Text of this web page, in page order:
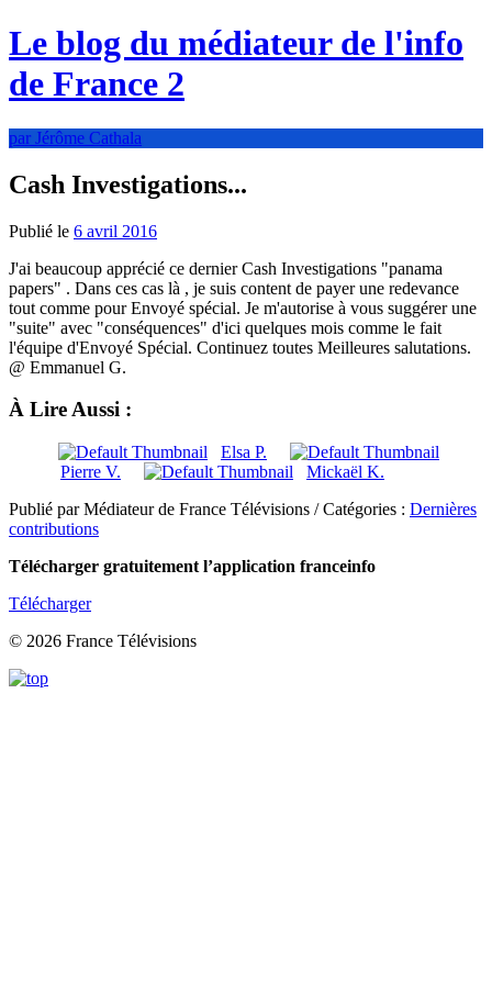
Le blog du médiateur de l'info
de France 2
par Jérôme Cathala
Cash Investigations...
Publié le 6 avril 2016
J'ai beaucoup apprécié ce dernier Cash Investigations "panama
papers" . Dans ces cas là , je suis content de payer une redevance
tout comme pour Envoyé spécial. Je m'autorise à vous suggérer une
"suite" avec "conséquences" d'ici quelques mois comme le fait
l'équipe d'Envoyé Spécial. Continuez toutes Meilleures salutations.
@ Emmanuel G.
À Lire Aussi :
Elsa P.
Pierre V.
Mickaël K.
Publié par Médiateur de France Télévisions / Catégories : Dernières
contributions
Télécharger gratuitement l’application franceinfo
Télécharger
© 2026 France Télévisions